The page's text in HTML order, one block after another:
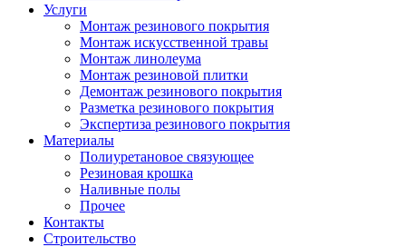
Услуги
Монтаж резинового покрытия
Монтаж искусственной травы
Монтаж линолеума
Монтаж резиновой плитки
Демонтаж резинового покрытия
Разметка резинового покрытия
Экспертиза резинового покрытия
Материалы
Полиуретановое связующее
Резиновая крошка
Наливные полы
Прочее
Контакты
Строительство